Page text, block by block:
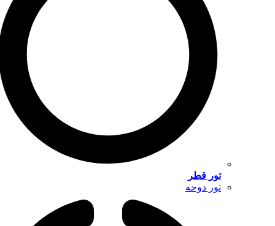
تور قطر
تور دوحه